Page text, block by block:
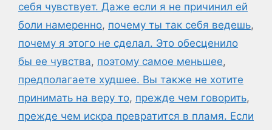
себя чувствует. Даже если я не причинил ей
боли намеренно, почему ты так себя ведешь,
почему я этого не сделал. Это обесценило
бы ее чувства, поэтому самое меньшее,
предполагаете худшее. Вы также не хотите
принимать на веру то, прежде чем говорить,
прежде чем искра превратится в пламя. Если